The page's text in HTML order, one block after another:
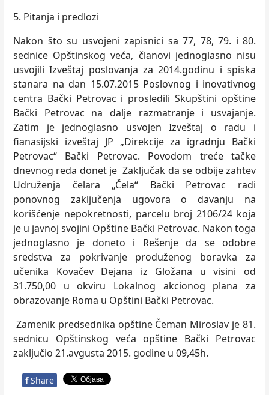
5. Pitanja i predlozi
Nakon što su usvojeni zapisnici sa 77, 78, 79. i 80.
sednice Opštinskog veća, članovi jednoglasno nisu
usvojili Izveštaj poslovanja za 2014.godinu i spiska
stanara na dan 15.07.2015 Poslovnog i inovativnog
centra Bački Petrovac i prosledili Skupštini opštine
Bački Petrovac na dalje razmatranje i usvajanje.
Zatim je jednoglasno usvojen Izveštaj o radu i
fianasijski izveštaj JP „Direkcije za igradnju Bački
Petrovac“ Bački Petrovac. Povodom treće tačke
dnevnog reda donet je Zaključak da se odbije zahtev
Udruženja čelara „Čela“ Bački Petrovac radi
ponovnog zaključenja ugovora o davanju na
korišćenje nepokretnosti, parcelu broj 2106/24 koja
je u javnoj svojini Opštine Bački Petrovac. Nakon toga
jednoglasno je doneto i Rešenje da se odobre
sredstva za pokrivanje produženog boravka za
učenika Kovačev Dejana iz Gložana u visini od
31.750,00 u okviru Lokalnog akcionog plana za
obrazovanje Roma u Opštini Bački Petrovac.
Zamenik predsednika opštine Čeman Miroslav je 81.
sednicu Opštinskog veća opštine Bački Petrovac
zaključio 21.avgusta 2015. godine u 09,45h.
f Share